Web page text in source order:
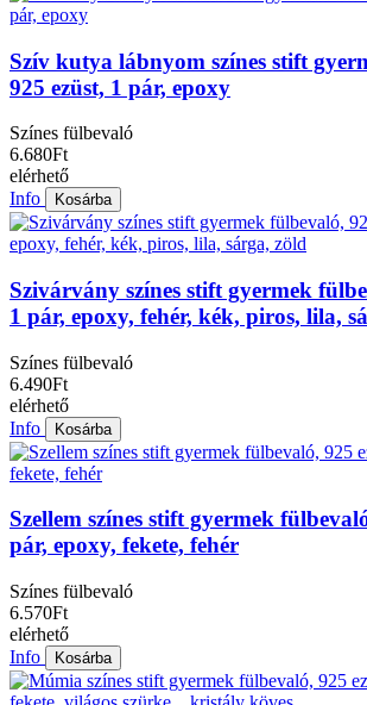
Szív kutya lábnyom színes stift
925 ezüst, 1 pár, epoxy
Színes fülbevaló
6.680Ft
elérhető
Info
Kosárba
Szivárvány színes stift gyermek
1 pár, epoxy, fehér, kék, piros, lila,
Színes fülbevaló
6.490Ft
elérhető
Info
Kosárba
Szellem színes stift gyermek
pár, epoxy, fekete, fehér
Színes fülbevaló
6.570Ft
elérhető
Info
Kosárba